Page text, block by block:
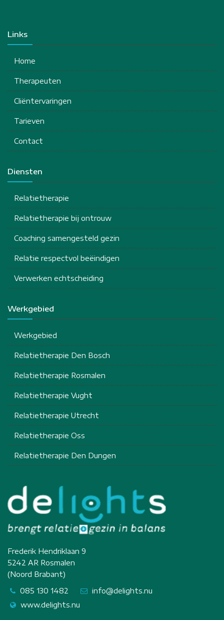
Links
Home
Therapeuten
Cliëntervaringen
Tarieven
Contact
Diensten
Relatietherapie
Relatietherapie bij ontrouw
Coaching samengesteld gezin
Relatie respectvol beëindigen
Verwerken echtscheiding
Werkgebied
Werkgebied
Relatietherapie Den Bosch
Relatietherapie Rosmalen
Relatietherapie Vught
Relatietherapie Utrecht
Relatietherapie Oss
Relatietherapie Den Dungen
Frederik Hendriklaan 9
5242 AR Rosmalen
(Noord Brabant)
085 130 1482
info@delights.nu
www.delights.nu